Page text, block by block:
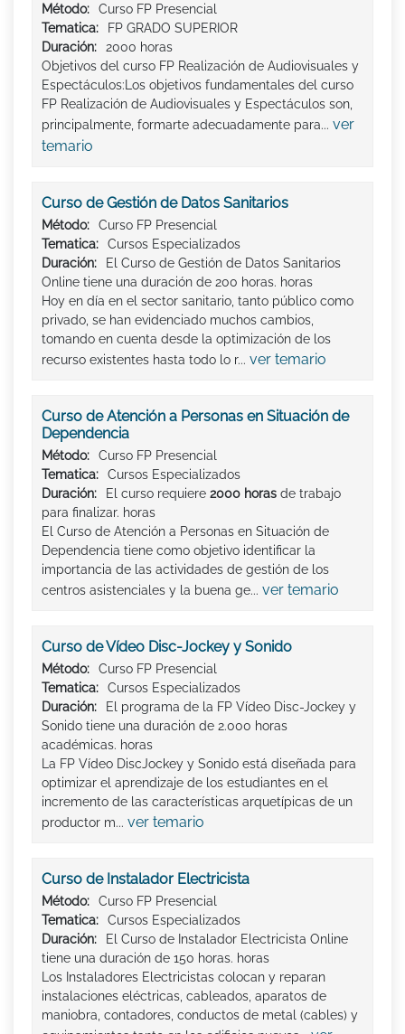
Método:
Curso FP Presencial
Tematica:
FP GRADO SUPERIOR
Duración:
2000 horas
Objetivos del curso FP Realización de Audiovisuales y
Espectáculos:Los objetivos fundamentales del curso
FP Realización de Audiovisuales y Espectáculos son,
principalmente, formarte adecuadamente para... ver
temario
Curso de Gestión de Datos Sanitarios
Método:
Curso FP Presencial
Tematica:
Cursos Especializados
Duración:
El Curso de Gestión de Datos Sanitarios
Online tiene una duración de 200 horas. horas
Hoy en día en el sector sanitario, tanto público como
privado, se han evidenciado muchos cambios,
tomando en cuenta desde la optimización de los
recurso existentes hasta todo lo r... ver temario
Curso de Atención a Personas en Situación de
Dependencia
Método:
Curso FP Presencial
Tematica:
Cursos Especializados
Duración:
El curso requiere 2000 horas de trabajo
para finalizar. horas
El Curso de Atención a Personas en Situación de
Dependencia tiene como objetivo identificar la
importancia de las actividades de gestión de los
centros asistenciales y la buena ge... ver temario
Curso de Vídeo Disc-Jockey y Sonido
Método:
Curso FP Presencial
Tematica:
Cursos Especializados
Duración:
El programa de la FP Vídeo Disc-Jockey y
Sonido tiene una duración de 2.000 horas
académicas. horas
La FP Vídeo DiscJockey y Sonido está diseñada para
optimizar el aprendizaje de los estudiantes en el
incremento de las características arquetípicas de un
productor m... ver temario
Curso de Instalador Electricista
Método:
Curso FP Presencial
Tematica:
Cursos Especializados
Duración:
El Curso de Instalador Electricista Online
tiene una duración de 150 horas. horas
Los Instaladores Electricistas colocan y reparan
instalaciones eléctricas, cableados, aparatos de
maniobra, contadores, conductos de metal (cables) y